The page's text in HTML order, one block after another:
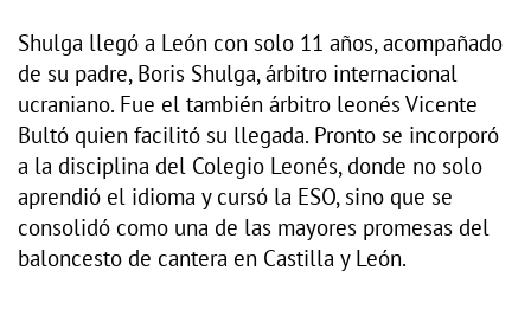
Shulga llegó a León con solo 11 años, acompañado
de su padre, Boris Shulga, árbitro internacional
ucraniano. Fue el también árbitro leonés Vicente
Bultó quien facilitó su llegada. Pronto se incorporó
a la disciplina del Colegio Leonés, donde no solo
aprendió el idioma y cursó la ESO, sino que se
consolidó como una de las mayores promesas del
baloncesto de cantera en Castilla y León.